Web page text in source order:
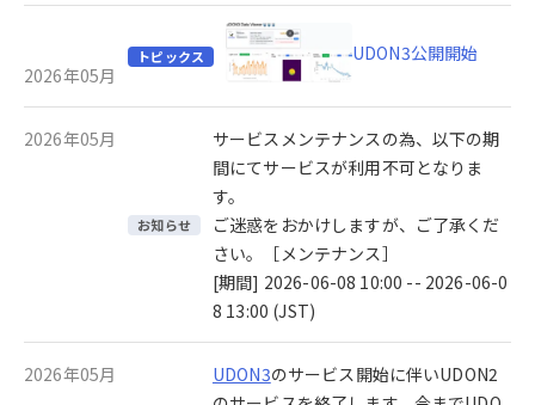
2026年05月
トピックス UDON3公開開始
2026年05月
お知らせ
サービスメンテナンスの為、以下の期
間にてサービスが利用不可となりま
す。
ご迷惑をおかけしますが、ご了承くだ
さい。［メンテナンス］
[期間] 2026-06-08 10:00 -- 2026-06-0
8 13:00 (JST)
2026年05月 UDON3のサービス開始に伴いUDON2